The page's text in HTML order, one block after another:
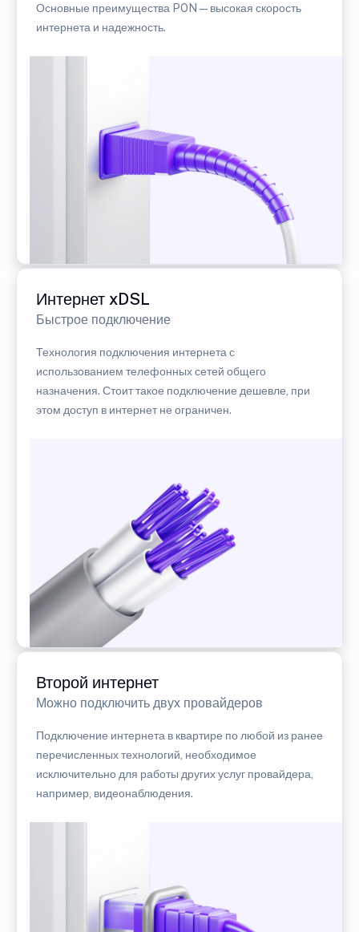
Основные преимущества PON — высокая скорость
интернета и надежность.
Интернет xDSL
Быстрое подключение
Технология подключения интернета с
использованием телефонных сетей общего
назначения. Стоит такое подключение дешевле, при
этом доступ в интернет не ограничен.
Второй интернет
Можно подключить двух провайдеров
Подключение интернета в квартире по любой из ранее
перечисленных технологий, необходимое
исключительно для работы других услуг провайдера,
например, видеонаблюдения.